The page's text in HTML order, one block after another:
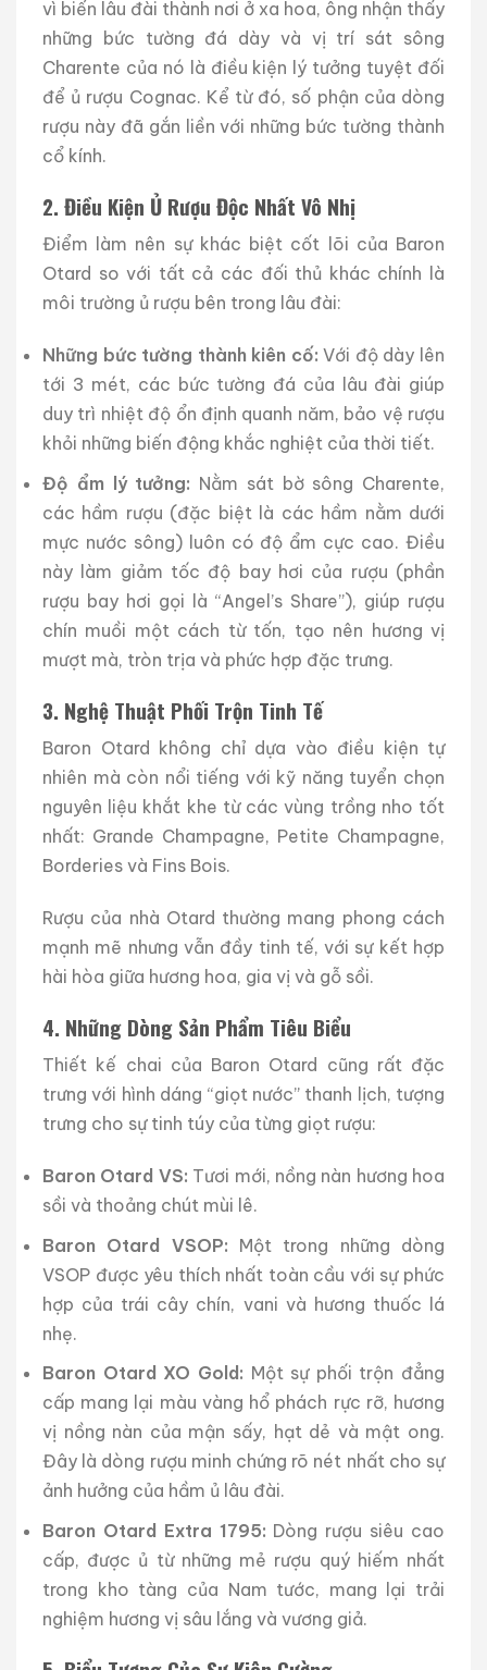
vì biến lâu đài thành nơi ở xa hoa, ông nhận thấy
những bức tường đá dày và vị trí sát sông
Charente của nó là điều kiện lý tưởng tuyệt đối
để ủ rượu Cognac. Kể từ đó, số phận của dòng
rượu này đã gắn liền với những bức tường thành
cổ kính.
2. Điều Kiện Ủ Rượu Độc Nhất Vô Nhị
Điểm làm nên sự khác biệt cốt lõi của Baron
Otard so với tất cả các đối thủ khác chính là
môi trường ủ rượu bên trong lâu đài:
Những bức tường thành kiên cố: Với độ dày lên
tới 3 mét, các bức tường đá của lâu đài giúp
duy trì nhiệt độ ổn định quanh năm, bảo vệ rượu
khỏi những biến động khắc nghiệt của thời tiết.
Độ ẩm lý tưởng: Nằm sát bờ sông Charente,
các hầm rượu (đặc biệt là các hầm nằm dưới
mực nước sông) luôn có độ ẩm cực cao. Điều
này làm giảm tốc độ bay hơi của rượu (phần
rượu bay hơi gọi là “Angel’s Share”), giúp rượu
chín muồi một cách từ tốn, tạo nên hương vị
mượt mà, tròn trịa và phức hợp đặc trưng.
3. Nghệ Thuật Phối Trộn Tinh Tế
Baron Otard không chỉ dựa vào điều kiện tự
nhiên mà còn nổi tiếng với kỹ năng tuyển chọn
nguyên liệu khắt khe từ các vùng trồng nho tốt
nhất: Grande Champagne, Petite Champagne,
Borderies và Fins Bois.
Rượu của nhà Otard thường mang phong cách
mạnh mẽ nhưng vẫn đầy tinh tế, với sự kết hợp
hài hòa giữa hương hoa, gia vị và gỗ sồi.
4. Những Dòng Sản Phẩm Tiêu Biểu
Thiết kế chai của Baron Otard cũng rất đặc
trưng với hình dáng “giọt nước” thanh lịch, tượng
trưng cho sự tinh túy của từng giọt rượu:
Baron Otard VS: Tươi mới, nồng nàn hương hoa
sồi và thoảng chút mùi lê.
Baron Otard VSOP: Một trong những dòng
VSOP được yêu thích nhất toàn cầu với sự phức
hợp của trái cây chín, vani và hương thuốc lá
nhẹ.
Baron Otard XO Gold: Một sự phối trộn đẳng
cấp mang lại màu vàng hổ phách rực rỡ, hương
vị nồng nàn của mận sấy, hạt dẻ và mật ong.
Đây là dòng rượu minh chứng rõ nét nhất cho sự
ảnh hưởng của hầm ủ lâu đài.
Baron Otard Extra 1795: Dòng rượu siêu cao
cấp, được ủ từ những mẻ rượu quý hiếm nhất
trong kho tàng của Nam tước, mang lại trải
nghiệm hương vị sâu lắng và vương giả.